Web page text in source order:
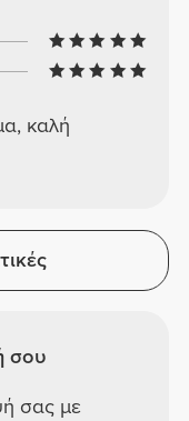
καλή
σου
σας με